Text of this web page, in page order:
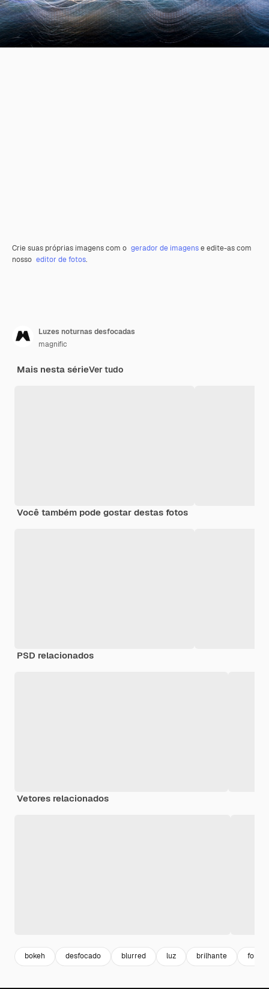
Crie suas próprias imagens com o gerador de imagense edite-as com
nosso editor de fotos.
Luzes noturnas desfocadas
magnific
Mais nesta sérieVer tudo
Você também pode gostar destas fotos
PSD relacionados
Vetores relacionados
bokeh desfocado blurred luz brilhante